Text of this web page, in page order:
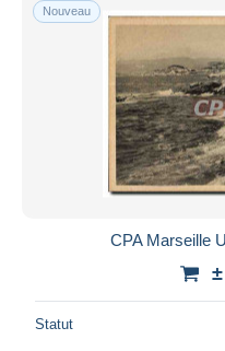
Nouveau
CPA Marseille
Statut